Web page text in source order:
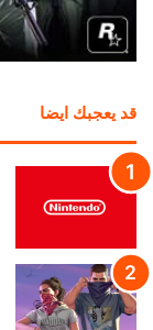
قد يعجبك ايضا